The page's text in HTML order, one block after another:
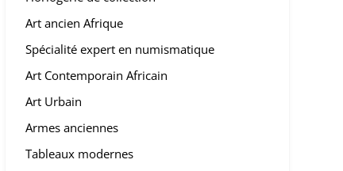
Art ancien Afrique
Spécialité expert en numismatique
Art Contemporain Africain
Art Urbain
Armes anciennes
Tableaux modernes